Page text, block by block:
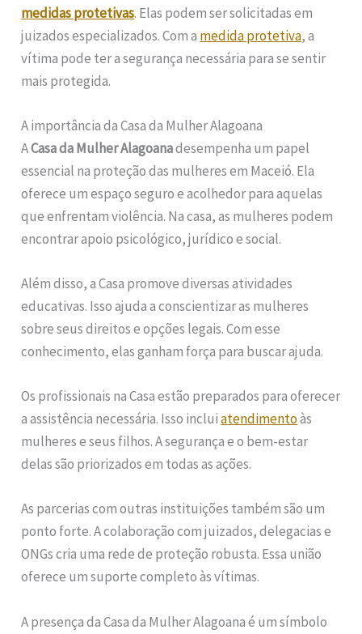
medidas protetivas. Elas podem ser solicitadas em
juizados especializados. Com a medida protetiva, a
vítima pode ter a segurança necessária para se sentir
mais protegida.
A importância da Casa da Mulher Alagoana
ACasa da Mulher Alagoanadesempenha um papel
essencial na proteção das mulheres em Maceió. Ela
oferece um espaço seguro e acolhedor para aquelas
que enfrentam violência. Na casa, as mulheres podem
encontrar apoio psicológico, jurídico e social.
Além disso, a Casa promove diversas atividades
educativas. Isso ajuda a conscientizar as mulheres
sobre seus direitos e opções legais. Com esse
conhecimento, elas ganham força para buscar ajuda.
Os profissionais na Casa estão preparados para oferecer
a assistência necessária. Isso incluiatendimentoàs
mulheres e seus filhos. A segurança e o bem-estar
delas são priorizados em todas as ações.
As parcerias com outras instituições também são um
ponto forte. A colaboração com juizados, delegacias e
ONGs cria uma rede de proteção robusta. Essa união
oferece um suporte completo às vítimas.
A presença da Casa da Mulher Alagoana é um símbolo